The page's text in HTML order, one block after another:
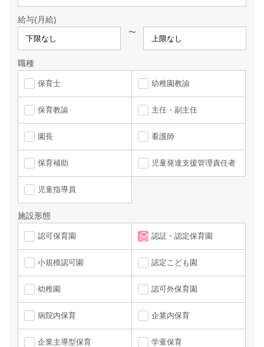
給与(月給)
〜
職種
保育士 幼稚園教諭
保育教諭 主任・副主任
園長 看護師
保育補助 児童発達支援管理責任者
児童指導員
施設形態
認可保育園 認証・認定保育園
小規模認可園 認定こども園
幼稚園 認可外保育園
病院内保育 企業内保育
企業主導型保育 学童保育